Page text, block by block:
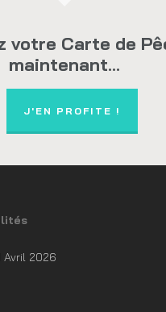
votre Carte de
maintenant...
J'EN PROFITE !
Avril 2026